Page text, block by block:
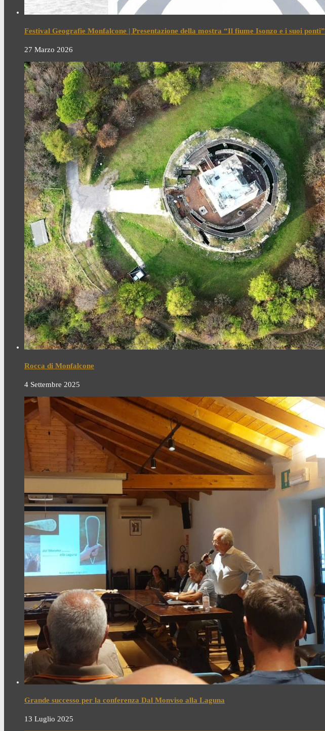
Festival Geografie Monfalcone | Presentazione della mostra “Il fiume Isonzo e i suoi ponti”
27 Marzo 2026
Rocca di Monfalcone
4 Settembre 2025
Grande successo per la conferenza Dal Monviso alla Laguna
13 Luglio 2025